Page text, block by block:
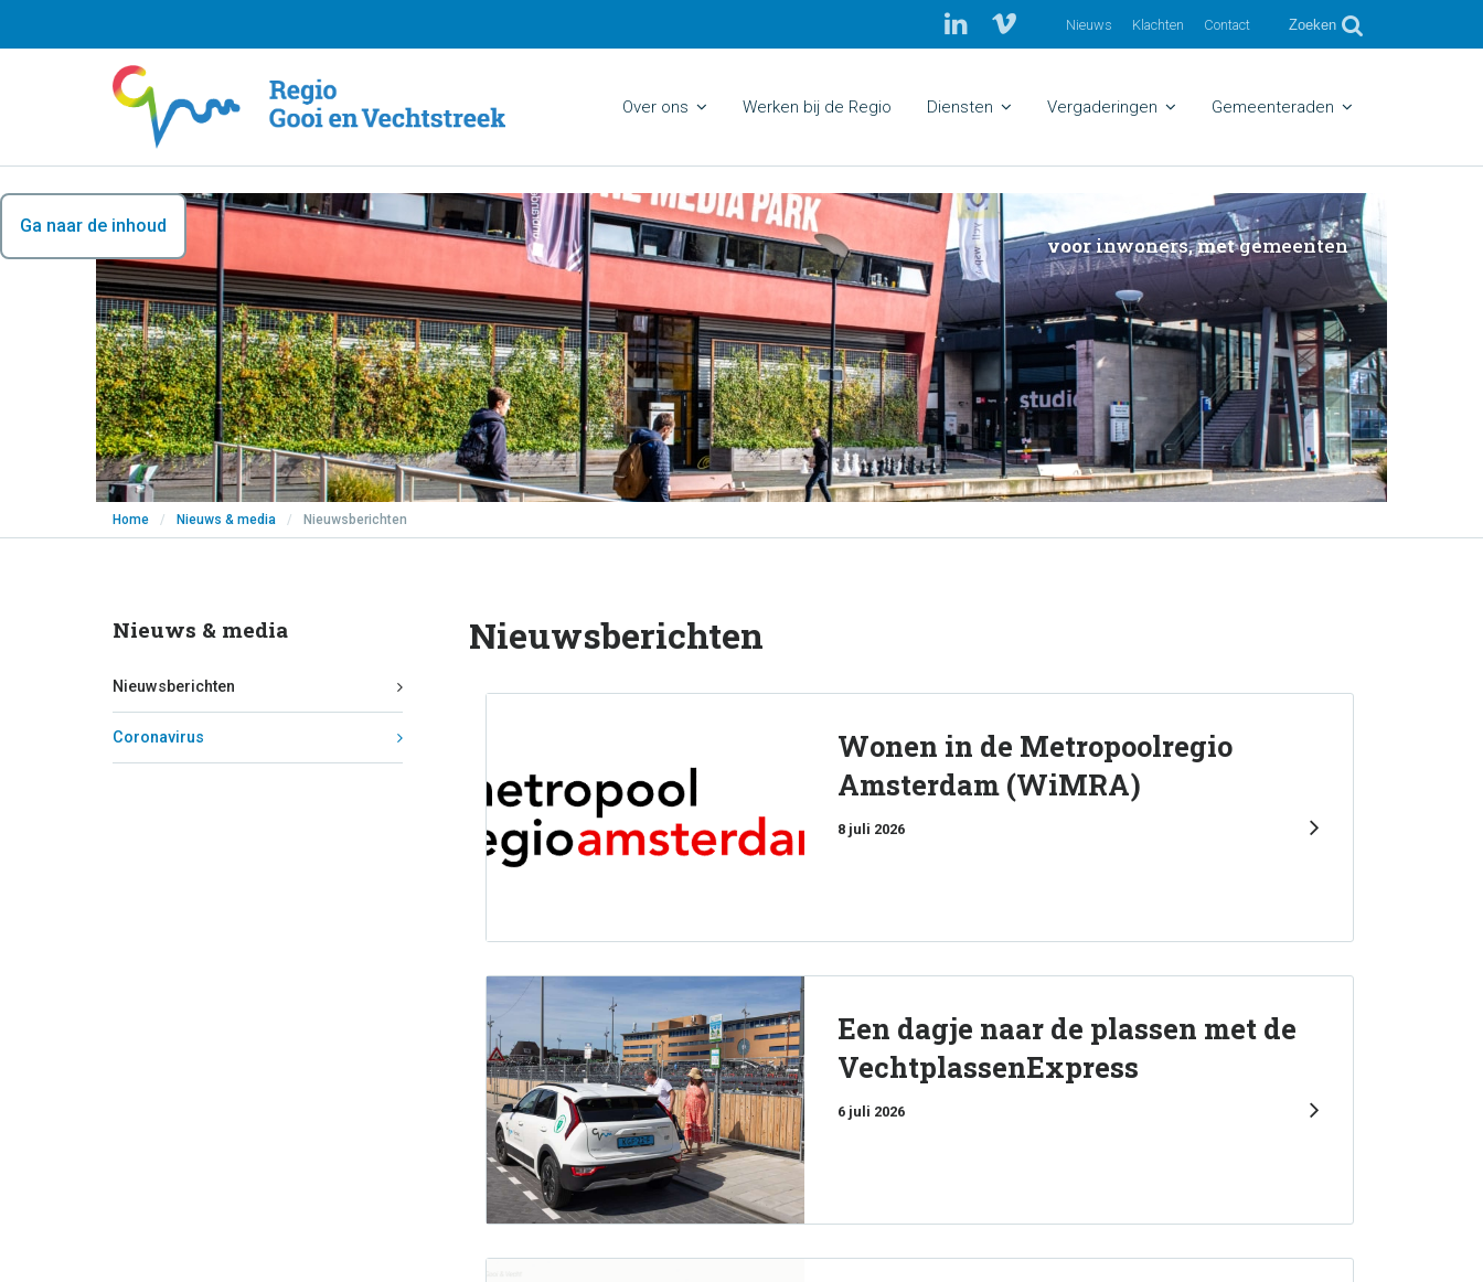
Ga naar de inhoud
Nieuws Klachten Contact Zoeken
Over ons Werken bij de Regio Diensten Vergaderingen Gemeenteraden
voorinwoners,metgemeenten
Home / Nieuws & media / Nieuwsberichten
Nieuws & media
Nieuwsberichten
Coronavirus
Nieuwsberichten
Wonen in de Metropoolregio
Amsterdam (WiMRA)
8 juli 2026
Een dagje naar de plassen met de
VechtplassenExpress
6 juli 2026